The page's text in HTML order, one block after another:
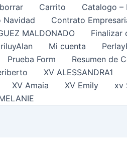
borrar Carrito Catalogo –
Navidad Contrato
MALDONADO Finalizar
Mi cuenta
Prueba Form Resumen de
XV ALESSANDRA1
XV Amaia XV Emily xv